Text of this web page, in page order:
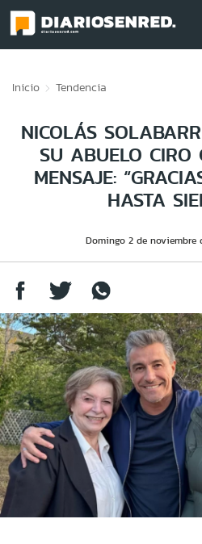
Inicio Tendencia
NICOLÁS
SU ABUELO CIRO
MENSAJE:
HASTA
Domingo 2 de noviembre